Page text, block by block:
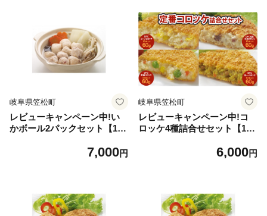
岐阜県笠松町
レビューキャンペーン中!い
かボール2パックセット【163
7,000円
岐阜県笠松町
レビューキャンペーン中!コ
ロッケ4種詰合せセット【163
6,000円